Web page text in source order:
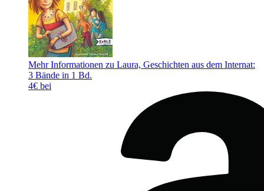
Mehr Informationen zu Laura, Geschichten aus dem Internat:
3 Bände in 1 Bd.
4€ bei